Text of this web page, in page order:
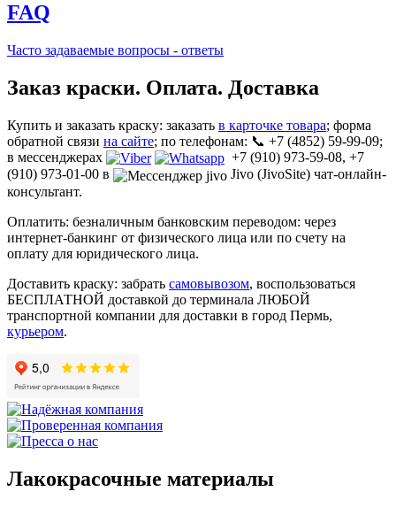
FAQ
Часто задаваемые вопросы - ответы
Заказ краски. Оплата. Доставка
Купить и заказать краску: заказать в карточке товара; форма
обратной связи на сайте; по телефонам: 📞 +7 (4852) 59-99-09;
в мессенджерах
+7 (910) 973-59-08, +7
(910) 973-01-00 в
Jivo (JivoSite) чат-онлайн-
консультант.
Оплатить: безналичным банковским переводом: через
интернет-банкинг от физического лица или по счету на
оплату для юридического лица.
Доставить краску: забрать самовывозом, воспользоваться
БЕСПЛАТНОЙ доставкой до терминала ЛЮБОЙ
транспортной компании для доставки в город Пермь,
курьером.
Лакокрасочные материалы